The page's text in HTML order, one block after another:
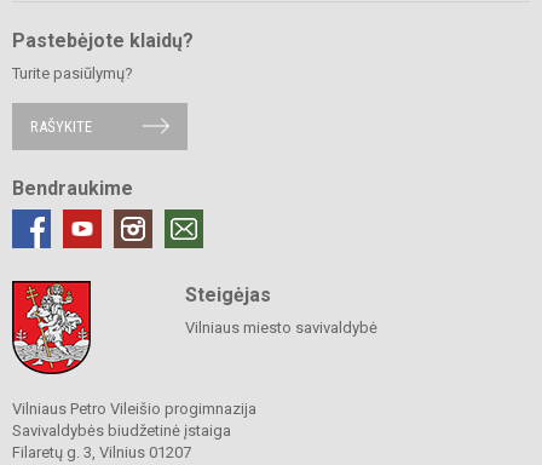
Pastebėjote klaidų?
Turite pasiūlymų?
RAŠYKITE
Bendraukime
Steigėjas
Vilniaus miesto savivaldybė
Vilniaus Petro Vileišio progimnazija
Savivaldybės biudžetinė įstaiga
Filaretų g. 3, Vilnius 01207